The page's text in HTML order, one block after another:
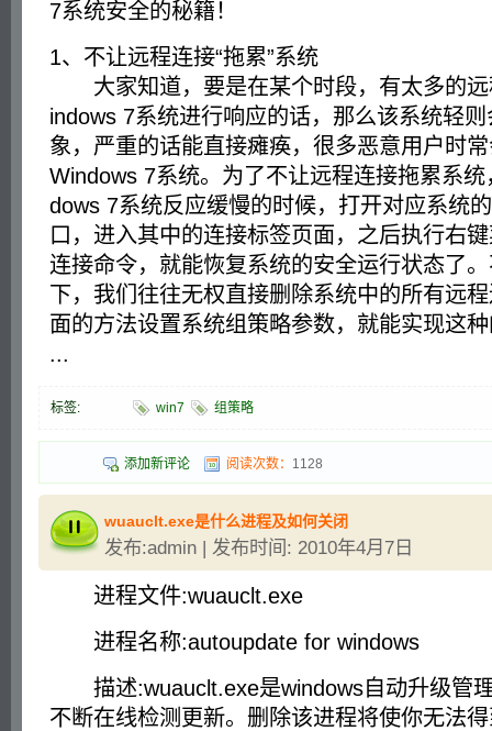
7系统安全的秘籍！
1、不让远程连接“拖累”系统
大家知道，要是在某个时段，有太多的远
indows 7系统进行响应的话，那么该系统轻
象，严重的话能直接瘫痪，很多恶意用户时
Windows 7系统。为了不让远程连接拖累系
dows 7系统反应缓慢的时候，打开对应系统
口，进入其中的连接标签页面，之后执行右
连接命令，就能恢复系统的安全运行状态了
下，我们往往无权直接删除系统中的所有远
面的方法设置系统组策略参数，就能实现这
...
标签: win7 组策略
添加新评论 阅读次数： 1128
wuauclt.exe是什么进程及如何关闭
发布:admin | 发布时间: 2010年4月7日
进程文件:wuauclt.exe
进程名称:autoupdate for windows
描述:wuauclt.exe是windows自动升级管
不断在线检测更新。删除该进程将使你无法